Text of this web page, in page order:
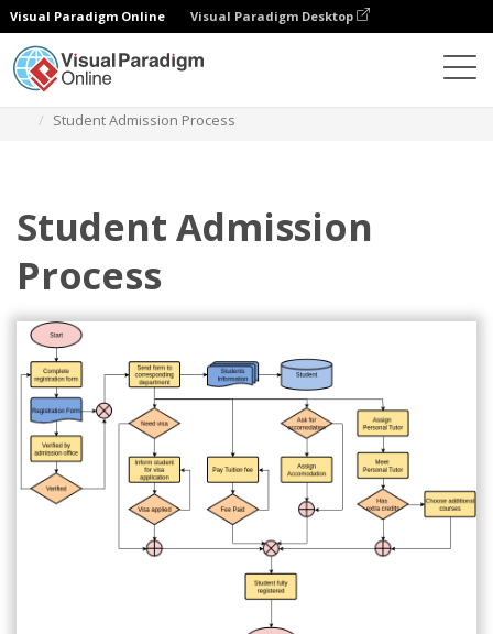
Visual Paradigm Online Visual Paradigm Desktop
Student Admission Process
Student Admission
Process